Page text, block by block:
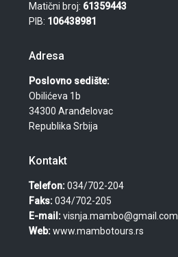
Matični broj: 61359443
PIB: 106438981
Adresa
Poslovno sedište:
Obilićeva 1b
34300 Aranđelovac
Republika Srbija
Kontakt
Telefon:034/702-204
Faks:034/702-205
E-mail:visnja.mambo@gmail.com
Web:www.mambotours.rs